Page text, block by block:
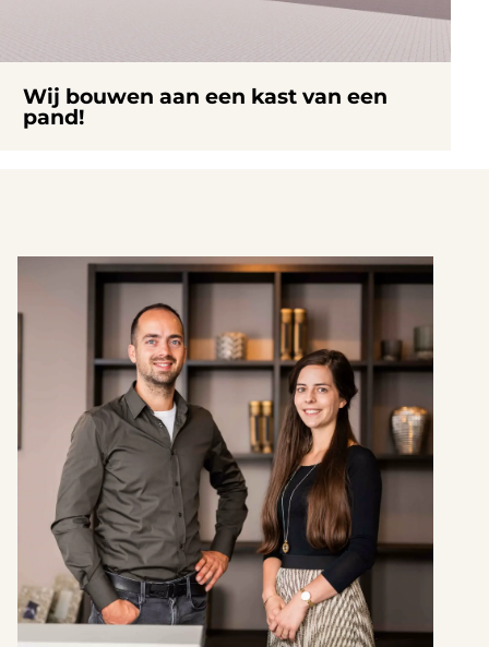
Wij bouwen aan een kast van een
pand!